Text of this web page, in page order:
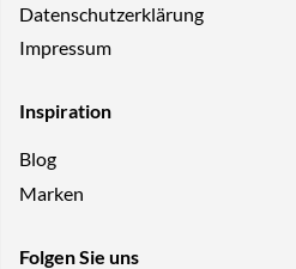
Datenschutzerklärung
Impressum
Inspiration
Blog
Marken
Folgen Sie uns